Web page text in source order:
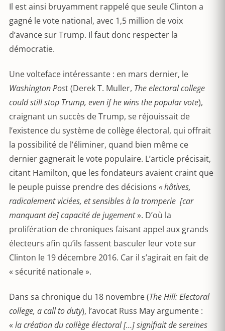
Il est ainsi bruyamment rappelé que seule Clinton a
gagné le vote national, avec 1,5 million de voix
d’avance sur Trump. Il faut donc respecter la
démocratie.
Une volteface intéressante : en mars dernier, le
Washington Post (Derek T. Muller, The electoral college
could still stop Trump, even if he wins the popular vote),
craignant un succès de Trump, se réjouissait de
l’existence du système de collège électoral, qui offrait
la possibilité de l’éliminer, quand bien même ce
dernier gagnerait le vote populaire. L’article précisait,
citant Hamilton, que les fondateurs avaient craint que
le peuple puisse prendre des décisions « hâtives,
radicalement viciées, et sensibles à la tromperie [car
manquant de] capacité de jugement». D’où la
prolifération de chroniques faisant appel aux grands
électeurs afin qu’ils fassent basculer leur vote sur
Clinton le 19 décembre 2016. Car il s’agirait en fait de
« sécurité nationale ».
Dans sa chronique du 18 novembre (The Hill: Electoral
college, a call to duty), l’avocat Russ May argumente :
« la création du collège électoral […] signifiait de sereines